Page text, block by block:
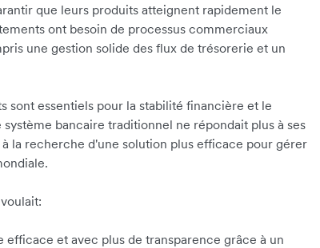
que leurs produits atteignent rapidement le
ont besoin de processus commerciaux
une gestion solide des flux de trésorerie et un
sont essentiels pour la stabilité financière et le
bancaire traditionnel ne répondait plus à ses
la recherche d'une solution plus efficace pour gérer
efficace et avec plus de transparence grâce à un